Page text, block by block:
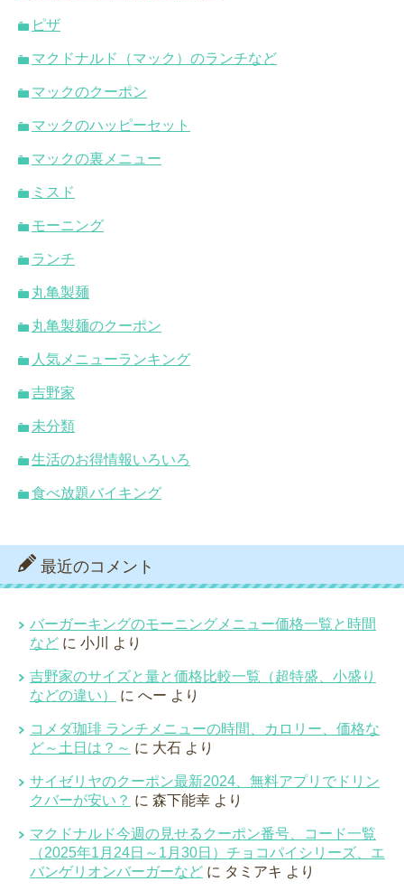
ピザ
マクドナルド（マック）のランチなど
マックのクーポン
マックのハッピーセット
マックの裏メニュー
ミスド
モーニング
ランチ
丸亀製麺
丸亀製麺のクーポン
人気メニューランキング
吉野家
未分類
生活のお得情報いろいろ
食べ放題バイキング
最近のコメント
バーガーキングのモーニングメニュー価格一覧と時間
など に 小川 より
吉野家のサイズと量と価格比較一覧（超特盛、小盛り
などの違い）
に へー より
コメダ珈琲 ランチメニューの時間、カロリー、価格な
ど～土日は？～ に 大石 より
サイゼリヤのクーポン最新2024、無料アプリでドリン
クバーが安い？ に 森下能幸 より
マクドナルド今週の見せるクーポン番号、コード一覧
（2025年1月24日～1月30日）チョコパイシリーズ、エ
バンゲリオンバーガーなど に タミアキ より